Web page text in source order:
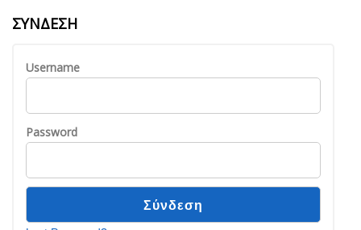
ΣΎΝΔΕΣΗ
Username
Password